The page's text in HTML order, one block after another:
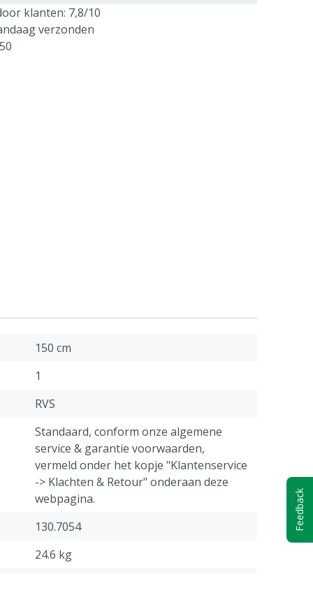
klanten: 7,8/10
verzonden
150 cm
1
RVS
Standaard, conform onze algemene
service & garantie voorwaarden,
vermeld onder het kopje "Klantenservice
-> Klachten & Retour" onderaan deze
webpagina.
130.7054
24.6 kg
Feedback